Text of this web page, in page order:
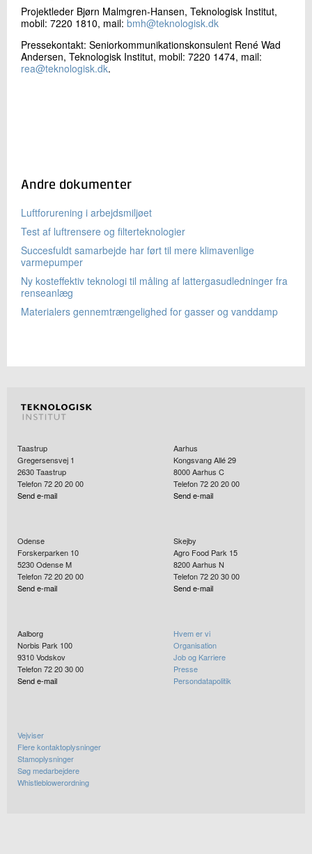
Projektleder Bjørn Malmgren-Hansen, Teknologisk Institut,
mobil: 7220 1810, mail: bmh@teknologisk.dk
Pressekontakt: Seniorkommunikationskonsulent René Wad
Andersen, Teknologisk Institut, mobil: 7220 1474, mail:
rea@teknologisk.dk.
Andre dokumenter
Luftforurening i arbejdsmiljøet
Test af luftrensere og filterteknologier
Succesfuldt samarbejde har ført til mere klimavenlige
varmepumper
Ny kosteffektiv teknologi til måling af lattergasudledninger fra
renseanlæg
Materialers gennemtrængelighed for gasser og vanddamp
Taastrup
Gregersensvej 1
2630Taastrup
Telefon 72 20 20 00
Send e-mail
Aarhus
Kongsvang Allé 29
8000Aarhus C
Telefon 72 20 20 00
Send e-mail
Odense
Forskerparken 10
5230Odense M
Telefon 72 20 20 00
Send e-mail
Skejby
Agro Food Park 15
8200Aarhus N
Telefon 72 20 30 00
Send e-mail
Aalborg
Norbis Park 100
9310Vodskov
Telefon 72 20 30 00
Send e-mail
Hvem er vi
Organisation
Job og Karriere
Presse
Persondatapolitik
Vejviser
Flere kontaktoplysninger
Stamoplysninger
Søg medarbejdere
Whistleblowerordning